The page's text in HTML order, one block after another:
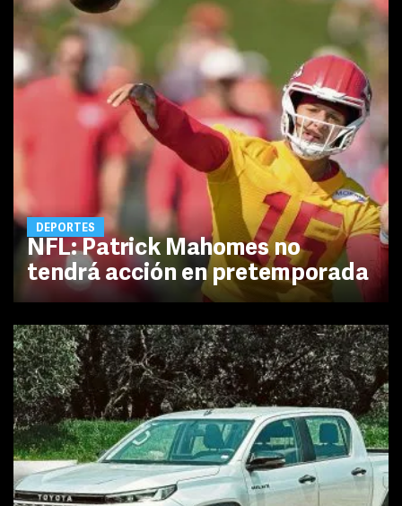
DEPORTES
NFL: Patrick Mahomes no
tendrá acción en pretemporada